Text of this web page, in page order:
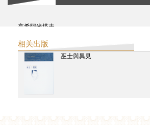
高希阿米塔夫
古普特，鲁帕莉
高士明
郭夏娟
高希，朱帕蒂
相关出版
巫士與異見